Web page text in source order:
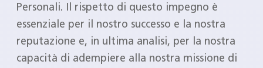
Personali. Il rispetto di questo impegno è
essenziale per il nostro successo e la nostra
reputazione e, in ultima analisi, per la nostra
capacità di adempiere alla nostra missione di